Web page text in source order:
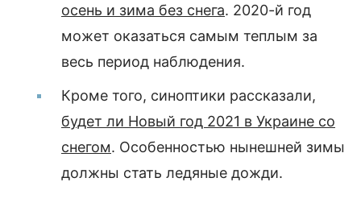
осень и зима без снега. 2020-й год
может оказаться самым теплым за
весь период наблюдения.
Кроме того, синоптики рассказали,
будет ли Новый год 2021 в Украине со
снегом. Особенностью нынешней зимы
должны стать ледяные дожди.